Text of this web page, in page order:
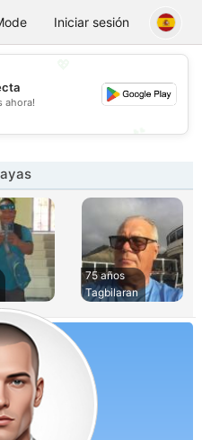
Chat
Iniciar sesión
ahora!
75 años
Tagbilaran